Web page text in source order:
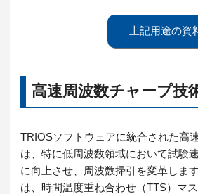
上記用途の
高速周波数チャープ技
TRIOSソフトウェアに統合された高
は、特に低周波数領域において試験
に向上させ、周波数掃引を変革しま
は、時間温度重ね合わせ（TTS）マ